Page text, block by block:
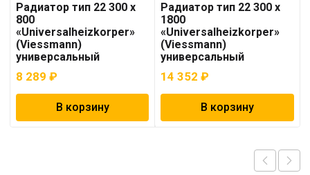
Радиатор тип 22 300 x
800
«Universalheizkorper»
(Viessmann)
универсальный
8 289 ₽
В корзину
Радиатор тип 22 300 x
1800
«Universalheizkorper»
(Viessmann)
универсальный
14 352₽
В корзину